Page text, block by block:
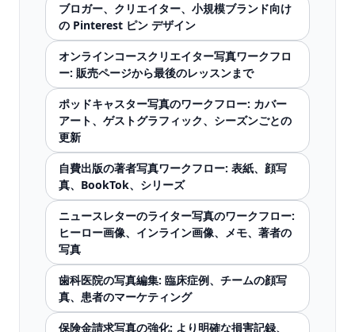
ブロガー、クリエイター、小規模ブランド向け
の Pinterest ピン デザイン
オンラインコースクリエイター写真ワークフロ
ー: 販売ページから最後のレッスンまで
ポッドキャスター写真のワークフロー: カバー
アート、ゲストグラフィック、シーズンごとの
更新
自費出版の著者写真ワークフロー: 表紙、顔写
真、BookTok、シリーズ
ニュースレターのライター写真のワークフロー:
ヒーロー画像、インライン画像、メモ、著者の
写真
歯科医院の写真編集: 臨床症例、チームの顔写
真、患者のマーケティング
保険金請求写真の強化: より明確な損害記録、